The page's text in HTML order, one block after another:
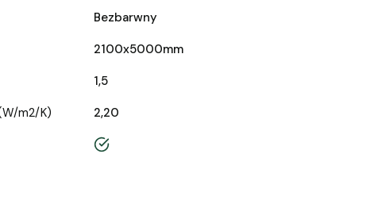
Bezbarwny
2100x5000mm
1,5
m2/K)
2,20
tak